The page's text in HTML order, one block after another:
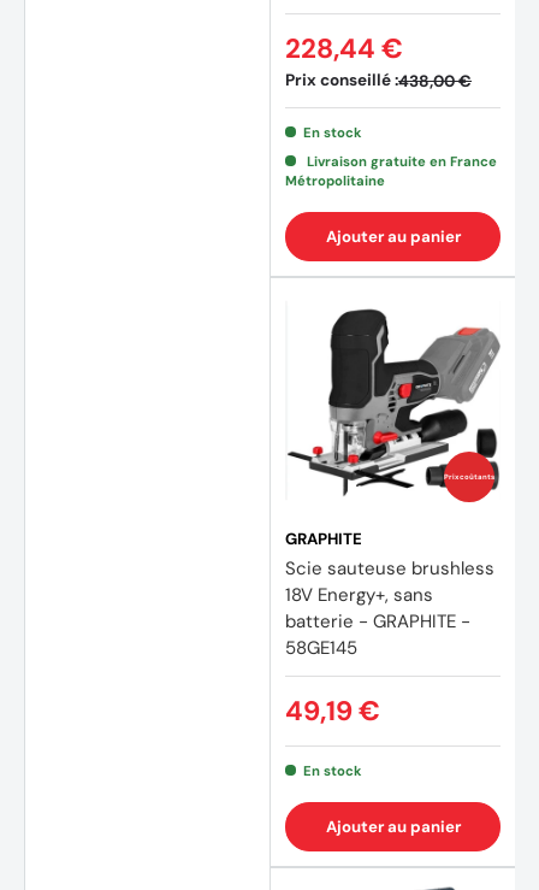
Prix conseillé :438,00 €
228,44 €
En stock
Livraison gratuite en France
Métropolitaine
Ajouter au panier
Prix coûtants
GRAPHITE
Scie sauteuse brushless
18V Energy+, sans
batterie - GRAPHITE -
58GE145
49,19 €
En stock
Ajouter au panier